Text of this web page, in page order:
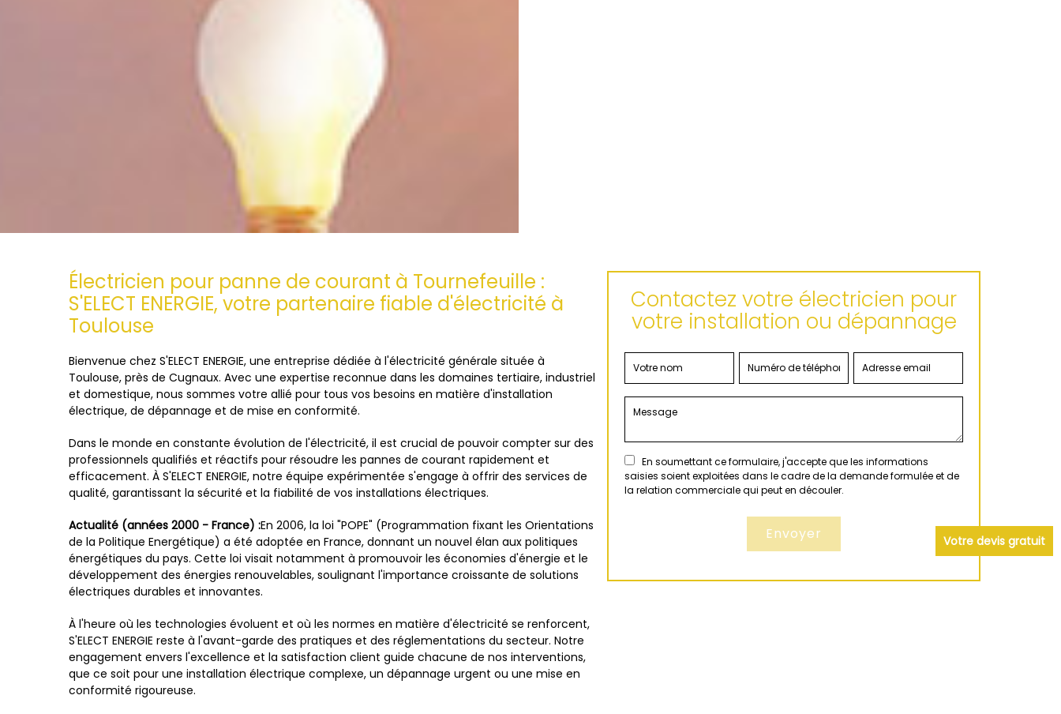
Électricien pour panne de courant à Tournefeuille :
S'ELECT ENERGIE, votre partenaire fiable d'électricité à
Toulouse
Bienvenue chez S'ELECT ENERGIE, une entreprise dédiée à l'électricité générale située à
Toulouse, près de Cugnaux. Avec une expertise reconnue dans les domaines tertiaire, industriel
et domestique, nous sommes votre allié pour tous vos besoins en matière d'installation
électrique, de dépannage et de mise en conformité.
Dans le monde en constante évolution de l'électricité, il est crucial de pouvoir compter sur des
professionnels qualifiés et réactifs pour résoudre les pannes de courant rapidement et
efficacement. À S'ELECT ENERGIE, notre équipe expérimentée s'engage à offrir des services de
qualité, garantissant la sécurité et la fiabilité de vos installations électriques.
Actualité (années 2000 - France) :En 2006, la loi "POPE" (Programmation fixant les Orientations
de la Politique Energétique) a été adoptée en France, donnant un nouvel élan aux politiques
énergétiques du pays. Cette loi visait notamment à promouvoir les économies d'énergie et le
développement des énergies renouvelables, soulignant l'importance croissante de solutions
électriques durables et innovantes.
À l'heure où les technologies évoluent et où les normes en matière d'électricité se renforcent,
S'ELECT ENERGIE reste à l'avant-garde des pratiques et des réglementations du secteur. Notre
engagement envers l'excellence et la satisfaction client guide chacune de nos interventions,
que ce soit pour une installation électrique complexe, un dépannage urgent ou une mise en
conformité rigoureuse.
Contactez votre électricien pour
votre installation ou dépannage
En soumettant ce formulaire, j'accepte que les informations
saisies soient exploitées dans le cadre de la demande formulée et de
la relation commerciale qui peut en découler.
Votre devis gratuit